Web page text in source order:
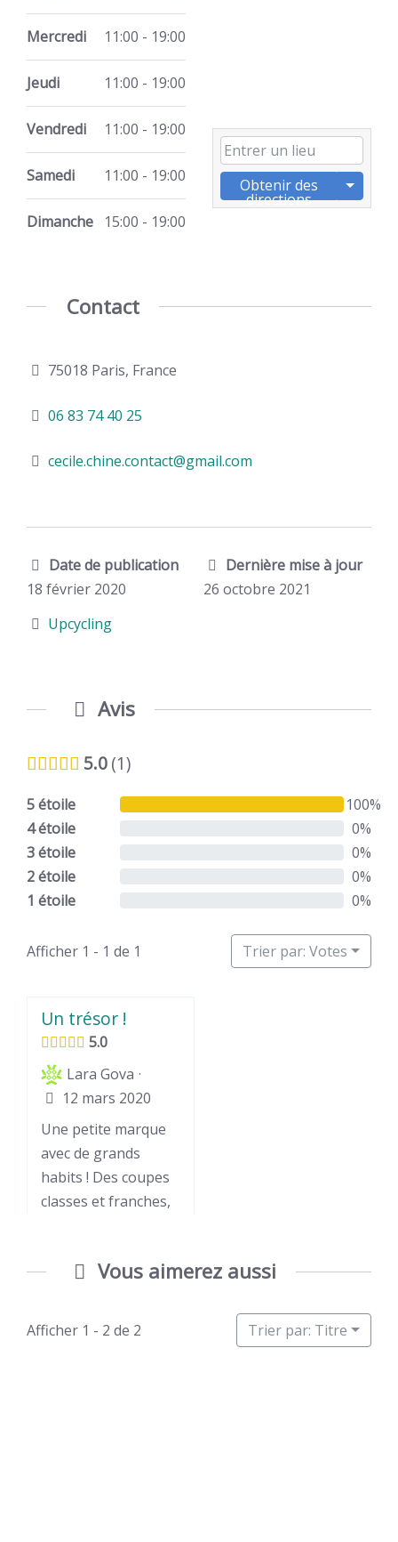
Mercredi 11:00 - 19:00
Jeudi 11:00 - 19:00
Vendredi 11:00 - 19:00
Samedi 11:00 - 19:00
Dimanche 15:00 - 19:00
Obtenir des
directions
Contact
75018 Paris, France
06 83 74 40 25
cecile.chine.contact@gmail.com
Date de publication
18 février 2020
Dernière mise à jour
26 octobre 2021
Upcycling
Avis
5.0 1
5 étoile
100%
4 étoile
0%
3 étoile
0%
2 étoile
0%
1 étoile
0%
Afficher 1 - 1 de 1 Trier par: Votes
Un trésor !
5.0
Lara Gova ·
12 mars 2020
Une petite marque
avec de grands
habits ! Des coupes
classes et franches,
Vous aimerez aussi
Afficher 1 - 2 de 2 Trier par: Titre